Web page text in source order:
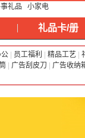
礼品 小家电
礼品卡/册
公 员工福利 精品工艺
广告刮皮刀 广告收纳